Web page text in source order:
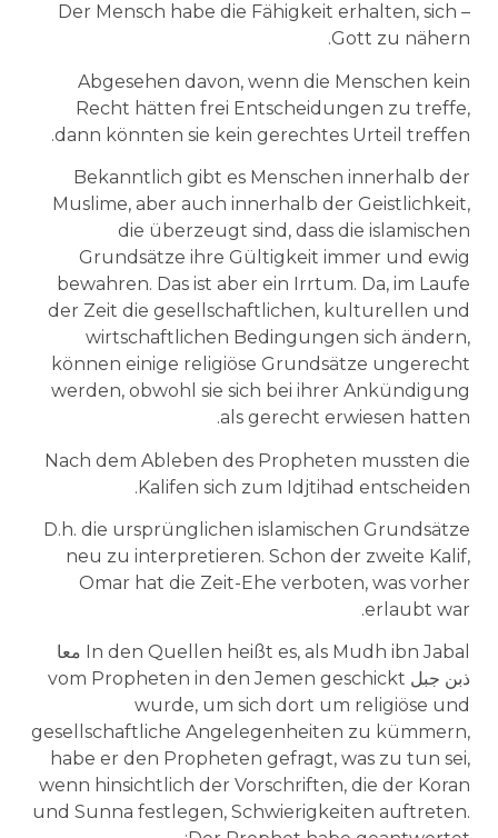
– Der Mensch habe die Fähigkeit erhalten, sich
Gott zu nähern.
Abgesehen davon, wenn die Menschen kein
Recht hätten frei Entscheidungen zu treffe,
dann könnten sie kein gerechtes Urteil treffen.
Bekanntlich gibt es Menschen innerhalb der
Muslime, aber auch innerhalb der Geistlichkeit,
die überzeugt sind, dass die islamischen
Grundsätze ihre Gültigkeit immer und ewig
bewahren. Das ist aber ein Irrtum. Da, im Laufe
der Zeit die gesellschaftlichen, kulturellen und
wirtschaftlichen Bedingungen sich ändern,
können einige religiöse Grundsätze ungerecht
werden, obwohl sie sich bei ihrer Ankündigung
als gerecht erwiesen hatten.
Nach dem Ableben des Propheten mussten die
Kalifen sich zum Idjtihad entscheiden.
D.h. die ursprünglichen islamischen Grundsätze
neu zu interpretieren. Schon der zweite Kalif,
Omar hat die Zeit-Ehe verboten, was vorher
erlaubt war.
In den Quellen heißt es, als Mudh ibn Jabal معا
ذبن جبل vom Propheten in den Jemen geschickt
wurde, um sich dort um religiöse und
gesellschaftliche Angelegenheiten zu kümmern,
habe er den Propheten gefragt, was zu tun sei,
wenn hinsichtlich der Vorschriften, die der Koran
und Sunna festlegen, Schwierigkeiten auftreten.